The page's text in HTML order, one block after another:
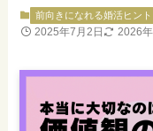
前向きになれる婚活ヒント
2025年7月2日 2026